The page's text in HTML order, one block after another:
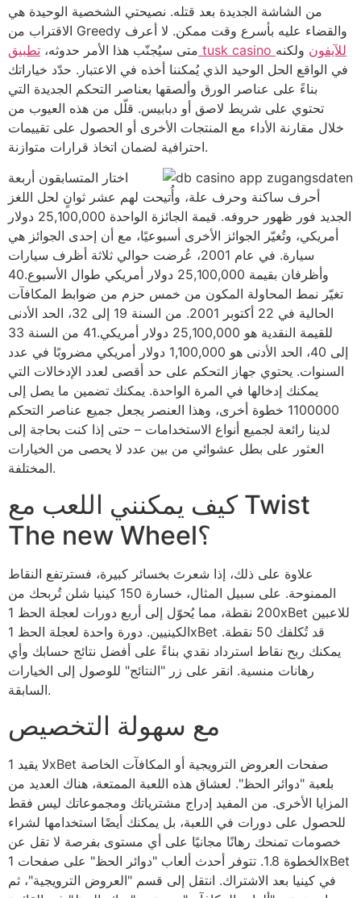
من الشاشة الجديدة بعد قتله. نصيحتي الشخصية الوحيدة هي
الاقتراب من Greedy والقضاء عليه بأسرع وقت ممكن. لا أعرف
متى سيُجنّب هذا الأمر حدوثه،
تطبيق tusk casino للآيفون ولكنه
في الواقع الحل الوحيد الذي يُمكننا أخذه في الاعتبار. حدّد خياراتك
بناءً على عناصر الورق وألصقها بعناصر التحكم الجديدة التي
تحتوي على شريط لاصق أو دبابيس. قلّل من هذه العيوب من
خلال مقارنة الأداء مع المنتجات الأخرى أو الحصول على تقييمات
احترافية لضمان اتخاذ قرارات متوازنة.
اختار المتسابقون أربعة
أحرف ساكنة وحرف علة، وأُتيحت لهم عشر ثوانٍ لحل اللغز
الجديد فور ظهور حروفه. قيمة الجائزة الواحدة 25,100,000 دولار
أمريكي، وتُغيّر الجوائز الأخرى أسبوعيًا، مع أن إحدى الجوائز هي
سيارة. في عام 2001، عُرضت حوالي ثلاثة أظرف سيارات
وأظرفان بقيمة 25,100,000 دولار أمريكي طوال الأسبوع.40
تغيّر نمط المحاولة المكون من خمس حزم من ضوابط المكافآت
الحالية في 22 أكتوبر 2001. من السنة 19 إلى 32، الحد الأدنى
للقيمة النقدية هو 25,100,000 دولار أمريكي.41 من السنة 33
إلى 40، الحد الأدنى هو 1,100,000 دولار أمريكي مضروبًا في عدد
السنوات. يحتوي جهاز التحكم على حد أقصى لعدد الإدخالات التي
يمكنك إدخالها في المرة الواحدة. يمكنك تضمين ما يصل إلى
1100000 خطوة أخرى، وهذا العنصر يجعل جميع عناصر التحكم
لدينا رائعة لجميع أنواع الاستخدامات – حتى إذا كنت بحاجة إلى
العثور على بطل عشوائي من بين عدد لا يحصى من الخيارات
المختلفة.
كيف يمكنني اللعب مع Twist
The new Wheel؟
علاوة على ذلك، إذا شعرتَ بخسائر كبيرة، فسترتفع النقاط
الممنوحة. على سبيل المثال، خسارة 150 كينيا شلن تُربحك من
200 نقطة، مما يُحوّل إلى أربع دورات لعجلة الحظ 1xBet للاعبين
الكينيين. دورة واحدة لعجلة الحظ 1xBet قد تُكلفك 50 نقطة.
يمكنك ربح نقاط استرداد نقدي بناءً على أفضل نتائج حسابك وأي
رهانات منسية. انقر على زر "النتائج" للوصول إلى الخيارات
السابقة.
مع سهولة التخصيص
لا يقيد 1xBet صفحات العروض الترويجية أو المكافآت الخاصة
بلعبة "دوائر الحظ". لعشاق هذه اللعبة الممتعة، هناك العديد من
المزايا الأخرى. من المفيد إدراج مشترياتك ومجموعاتك ليس فقط
للحصول على دورات في اللعبة، بل يمكنك أيضًا استخدامها لشراء
خصومات تمنحك رهانًا مجانيًا على أي مستوى بفرصة لا تقل عن
الخطوة 1.8. تتوفر أحدث ألعاب "دوائر الحظ" على صفحات 1xBet
في كينيا بعد الاشتراك. انتقل إلى قسم "العروض الترويجية"، ثم